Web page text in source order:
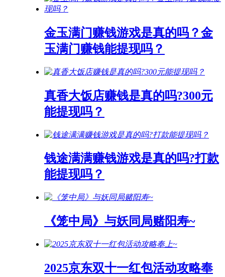
金玉满门赚钱游戏是真的吗？金
玉满门赚钱能提现吗？
真香大饭店赚钱是真的吗?300元
能提现吗？
钱途满满赚钱游戏是真的吗?打款
能提现吗？
《笼中局》与妖同局赌阳寿~
2025京东双十一红包活动攻略奉